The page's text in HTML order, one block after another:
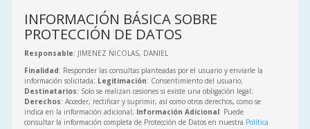
INFORMACIÓN BÁSICA SOBRE
PROTECCIÓN DE DATOS
Responsable: JIMENEZ NICOLAS, DANIEL
Finalidad: Responder las consultas planteadas por el usuario y enviarle la
información solicitada; Legitimación: Consentimiento del usuario;
Destinatarios: Solo se realizan cesiones si existe una obligación legal;
Derechos: Acceder, rectificar y suprimir, así como otros derechos, como se
indica en la información adicional; Información Adicional: Puede
consultar la información completa de Protección de Datos en nuestra Política